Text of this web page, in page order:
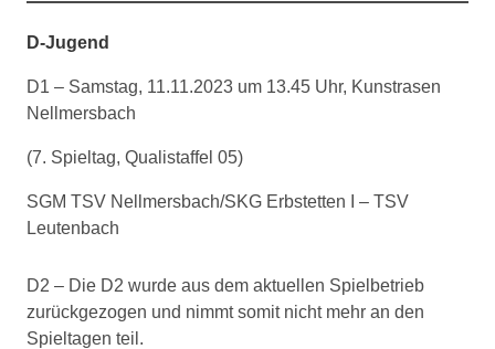
D-Jugend
D1 – Samstag, 11.11.2023 um 13.45 Uhr, Kunstrasen
Nellmersbach
(7. Spieltag, Qualistaffel 05)
SGM TSV Nellmersbach/SKG Erbstetten I – TSV
Leutenbach
D2 – Die D2 wurde aus dem aktuellen Spielbetrieb
zurückgezogen und nimmt somit nicht mehr an den
Spieltagen teil.